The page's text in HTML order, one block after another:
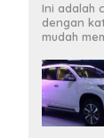
Ini adalah
dengan
mudah